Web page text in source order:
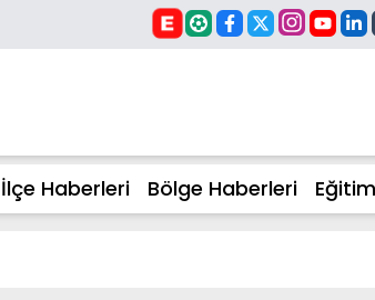
İlçe Haberleri Bölge Haberleri Eğitim